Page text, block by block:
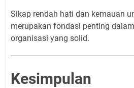
Sikap rendah hati dan kemauan
merupakan fondasi penting
organisasi yang solid.
Kesimpulan